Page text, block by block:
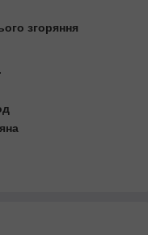
згоряння